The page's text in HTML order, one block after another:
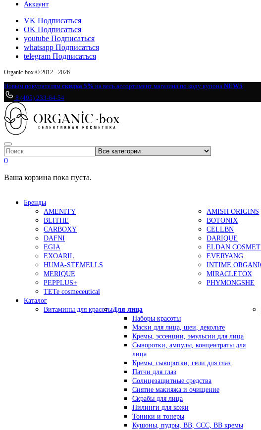
Аккаунт
VK Подписаться
OK Подписаться
youtube Подписаться
whatsapp Подписаться
telegram Подписаться
Organic-box © 2012 - 2026
Новым покупателям скидка 5% на весь ассортимент магазина по коду купона NEW5
8 (495) 233-64-54
0
Ваша корзина пока пуста.
Бренды
AMENITY
AMISH ORIGINS
BLITHE
BOTONIX
CARBOXY
CELLBN
DAFNI
DARIQUE
EGIA
ELDAN
EXOARIL
EVERYANG
HUMA-STEMELLS
INTIME
MERIQUE
MIRACLETOX
PEPPLUS+
PHYMONGSHE
TETe cosmeceutical
Каталог
Витамины для красотыДля лица
Наборы красоты
Маски для лица, шеи, декольте
Кремы, эссенции, эмульсии для лица
Сыворотки, ампулы, концентраты для
лица
Кремы, сыворотки, гели для глаз
Патчи для глаз
Солнцезащитные средства
Снятие макияжа и очищение
Скрабы для лица
Пилинги для кожи
Тоники и тонеры
Кушоны, пудры, ВВ, ССС, ВВ кремы